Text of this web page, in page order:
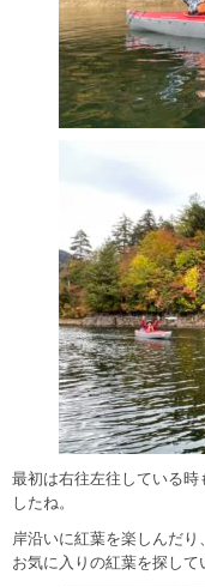
最初は右往左往している時
したね。
岸沿いに紅葉を楽しんだり
お気に入りの紅葉を探して